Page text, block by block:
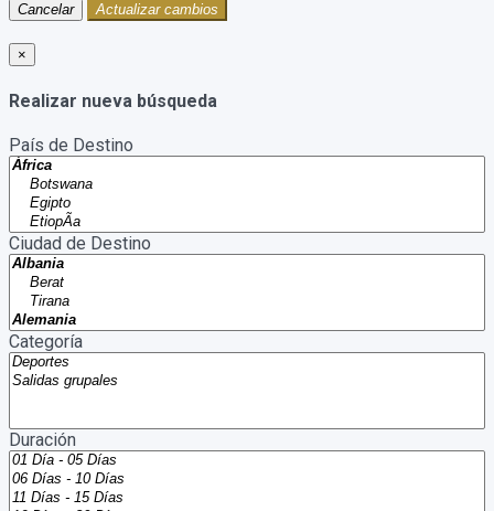
Cancelar Actualizar cambios
×
Realizar nueva búsqueda
País de Destino
Ciudad de Destino
Categoría
Duración